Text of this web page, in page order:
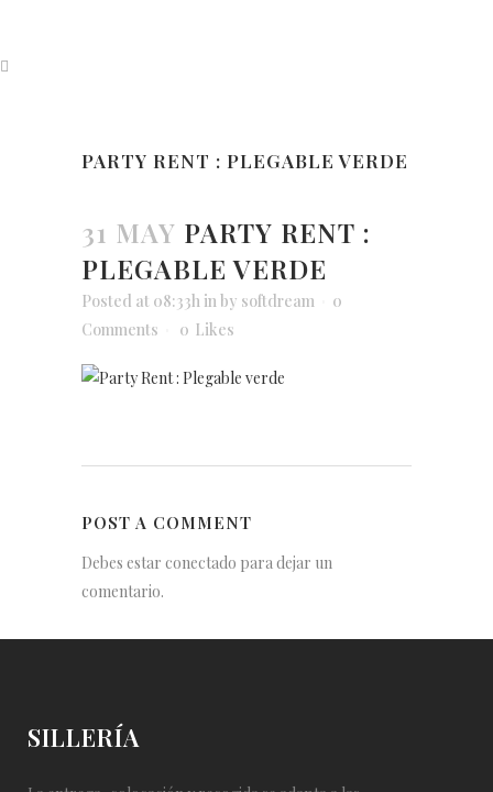
PARTY RENT : PLEGABLE VERDE
31 MAY PARTY RENT :
PLEGABLE VERDE
Posted at 08:33h inby softdream
0
Comments
0 Likes
POST A COMMENT
Debes estar conectado para dejar un
comentario.
SILLERÍA